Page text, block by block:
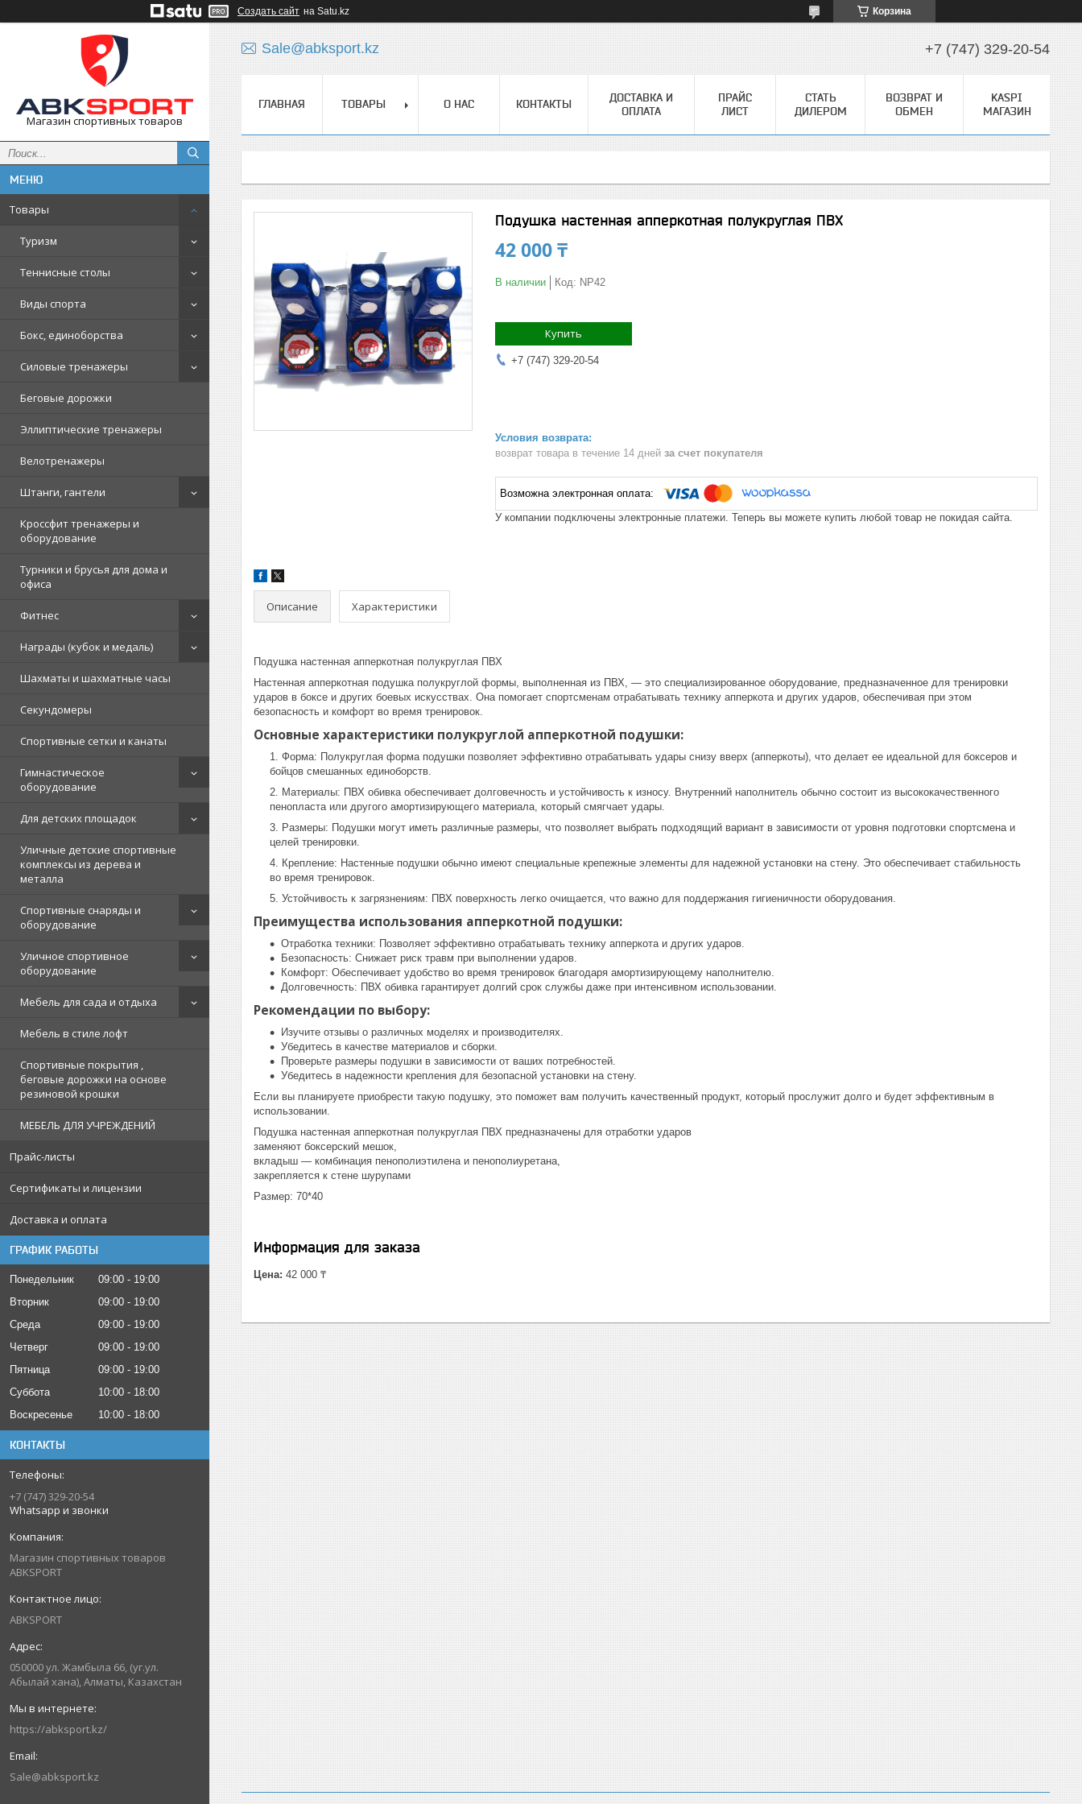
Создать сайт на Satu.kz Корзина
Магазин спортивных товаров
Товары
Туризм
Теннисные столы
Виды спорта
Бокс, единоборства
Силовые тренажеры
Беговые дорожки
Эллиптические тренажеры
Велотренажеры
Штанги, гантели
Кроссфит тренажеры и
оборудование
Турники и брусья для дома и
офиса
Фитнес
Награды (кубок и медаль)
Шахматы и шахматные часы
Секундомеры
Спортивные сетки и канаты
Гимнастическое
оборудование
Для детских площадок
Уличные детские спортивные
комплексы из дерева и
металла
Спортивные снаряды и
оборудование
Уличное спортивное
оборудование
Мебель для сада и отдыха
Мебель в стиле лофт
Спортивные покрытия ,
беговые дорожки на основе
резиновой крошки
МЕБЕЛЬ ДЛЯ УЧРЕЖДЕНИЙ
Прайс-листы
Сертификаты и лицензии
Доставка и оплата
ГРАФИК РАБОТЫ
Понедельник 09:00
19:00
Вторник
09:00
19:00
Среда
09:00
19:00
Четверг
09:00
19:00
Пятница
09:00
19:00
Суббота
10:00
18:00
Воскресенье
10:00 18:00
КОНТАКТЫ
+7 (747) 329-20-54
Whatsapp и звонки
Магазин спортивных товаров
ABKSPORT
ABKSPORT
050000 ул. Жамбыла 66, (уг.ул.
Абылай хана), Алматы, Казахстан
https://abksport.kz/
Sale@abksport.kz
Sale@abksport.kz +7 (747) 329-20-54
ГЛАВНАЯ ТОВАРЫ О НАС КОНТАКТЫ
ДОСТАВКА И
ОПЛАТА
ПРАЙС
ЛИСТ
СТАТЬ
ДИЛЕРОМ
ВОЗВРАТ И
ОБМЕН
KASPI
МАГАЗИН
Подушка настенная апперкотная полукруглая ПВХ
42 000 ₸
В наличии Код: NP42
Купить
+7 (747) 329-20-54
возврат товара в течение 14 дней за счет покупателя
У компании подключены электронные платежи. Теперь вы можете купить любой товар не покидая сайта.
Описание Характеристики
Подушка настенная апперкотная полукруглая ПВХ
Настенная апперкотная подушка полукруглой формы, выполненная из ПВХ, — это специализированное оборудование, предназначенное для тренировки
ударов в боксе и других боевых искусствах. Она помогает спортсменам отрабатывать технику апперкота и других ударов, обеспечивая при этом
безопасность и комфорт во время тренировок.
Основные характеристики полукруглой апперкотной подушки:
Форма: Полукруглая форма подушки позволяет эффективно отрабатывать удары снизу вверх (апперкоты), что делает ее идеальной для боксеров и
бойцов смешанных единоборств.
Материалы: ПВХ обивка обеспечивает долговечность и устойчивость к износу. Внутренний наполнитель обычно состоит из высококачественного
пенопласта или другого амортизирующего материала, который смягчает удары.
Размеры: Подушки могут иметь различные размеры, что позволяет выбрать подходящий вариант в зависимости от уровня подготовки спортсмена и
целей тренировки.
Крепление: Настенные подушки обычно имеют специальные крепежные элементы для надежной установки на стену. Это обеспечивает стабильность
во время тренировок.
Устойчивость к загрязнениям: ПВХ поверхность легко очищается, что важно для поддержания гигиеничности оборудования.
Преимущества использования апперкотной подушки:
Отработка техники: Позволяет эффективно отрабатывать технику апперкота и других ударов.
Безопасность: Снижает риск травм при выполнении ударов.
Комфорт: Обеспечивает удобство во время тренировок благодаря амортизирующему наполнителю.
Долговечность: ПВХ обивка гарантирует долгий срок службы даже при интенсивном использовании.
Рекомендации по выбору:
Изучите отзывы о различных моделях и производителях.
Убедитесь в качестве материалов и сборки.
Проверьте размеры подушки в зависимости от ваших потребностей.
Убедитесь в надежности крепления для безопасной установки на стену.
Если вы планируете приобрести такую подушку, это поможет вам получить качественный продукт, который прослужит долго и будет эффективным в
использовании.
Подушка настенная апперкотная полукруглая ПВХ предназначены для отработки ударов
заменяют боксерский мешок,
вкладыш ― комбинация пенополиэтилена и пенополиуретана,
закрепляется к стене шурупами
Размер: 70*40
Информация для заказа
Цена: 42 000 ₸